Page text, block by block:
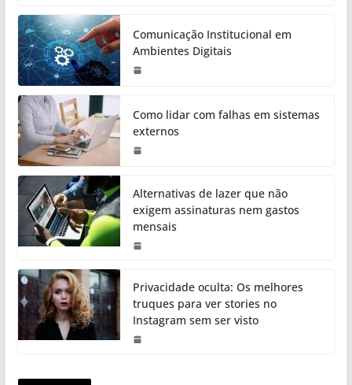
Comunicação Institucional em
Ambientes Digitais
Como lidar com falhas em sistemas
externos
Alternativas de lazer que não
exigem assinaturas nem gastos
mensais
Privacidade oculta: Os melhores
truques para ver stories no
Instagram sem ser visto